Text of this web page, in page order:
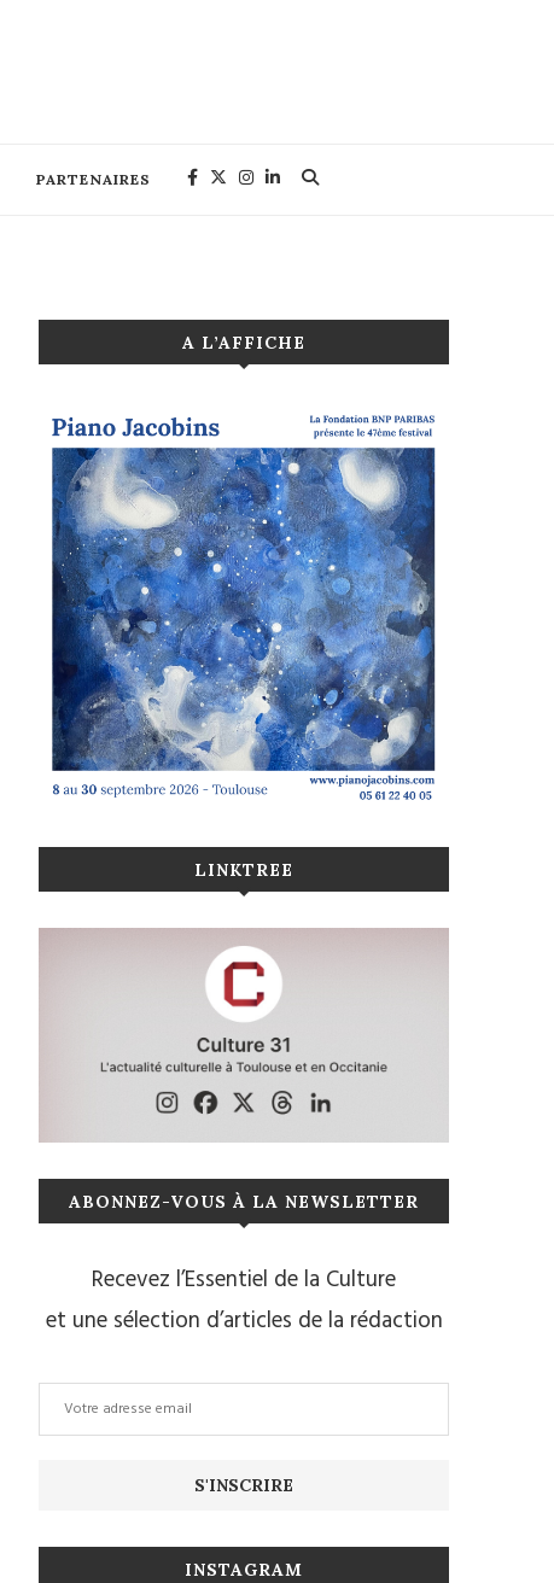
PARTENAIRES
A L’AFFICHE
LINKTREE
ABONNEZ-VOUS À LA NEWSLETTER
Recevez l’Essentiel de la Culture
et une sélection d’articles de la rédaction
INSTAGRAM